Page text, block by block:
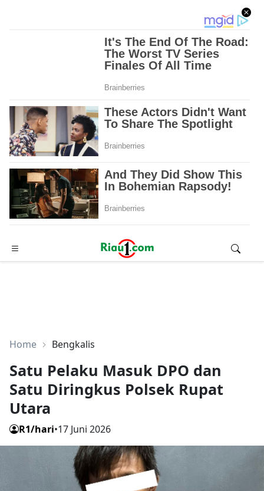
Advertisement
Home Bengkalis
Satu Pelaku Masuk DPO dan
Satu Diringkus Polsek Rupat
Utara
R1/hari•17 Juni 2026